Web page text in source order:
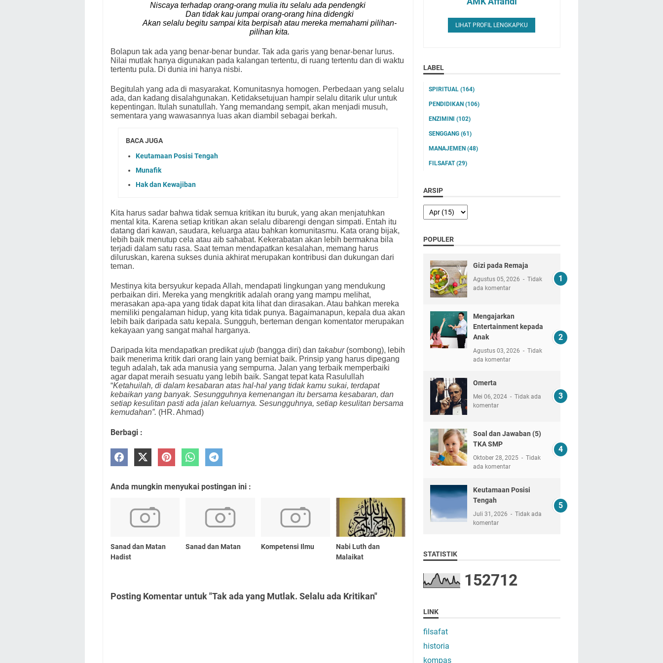
Niscaya terhadap orang-orang mulia itu selalu ada pendengki
Dan tidak kau jumpai orang-orang hina didengki
Akan selalu begitu sampai kita berpisah atau mereka memahami pilihan-
pilihan kita.
Bolapun tak ada yang benar-benar bundar. Tak ada garis yang benar-benar lurus.
Nilai mutlak hanya digunakan pada kalangan tertentu, di ruang tertentu dan di waktu
tertentu pula. Di dunia ini hanya nisbi.
Begitulah yang ada di masyarakat. Komunitasnya homogen. Perbedaan yang selalu
ada, dan kadang disalahgunakan. Ketidaksetujuan hampir selalu ditarik ulur untuk
kepentingan. Itulah sunatullah. Yang memandang sempit, akan menjadi musuh,
sementara yang wawasannya luas akan diambil sebagai berkah.
BACA JUGA
Keutamaan Posisi Tengah
Munafik
Hak dan Kewajiban
Kita harus sadar bahwa tidak semua kritikan itu buruk, yang akan menjatuhkan
mental kita. Karena setiap kritikan akan selalu dibarengi dengan simpati. Entah itu
datang dari kawan, saudara, keluarga atau bahkan komunitasmu. Kata orang bijak,
lebih baik menutup cela atau aib sahabat. Kekerabatan akan lebih bermakna bila
terjadi dalam satu rasa. Saat teman mendapatkan kesalahan, memang harus
diluruskan, karena sukses dunia akhirat merupakan kontribusi dan dukungan dari
teman.
Mestinya kita bersyukur kepada Allah, mendapati lingkungan yang mendukung
perbaikan diri. Mereka yang mengkritik adalah orang yang mampu melihat,
merasakan apa-apa yang tidak dapat kita lihat dan dirasakan. Atau bahkan mereka
memiliki pengalaman hidup, yang kita tidak punya. Bagaimanapun, kepala dua akan
lebih baik daripada satu kepala. Sungguh, berteman dengan komentator merupakan
kekayaan yang sangat mahal harganya.
Daripada kita mendapatkan predikatujub (bangga diri) dan takabur (sombong), lebih
baik menerima kritik dari orang lain yang berniat baik. Prinsip yang harus dipegang
teguh adalah, tak ada manusia yang sempurna. Jalan yang terbaik memperbaiki
agar dapat meraih sesuatu yang lebih baik. Sangat tepat kata Rasulullah
“Ketahuilah, di dalam kesabaran atas hal-hal yang tidak kamu sukai, terdapat
kebaikan yang banyak. Sesungguhnya kemenangan itu bersama kesabaran, dan
setiap kesulitan pasti ada jalan keluarnya. Sesungguhnya, setiap kesulitan bersama
kemudahan”. (HR. Ahmad)
Berbagi :
Anda mungkin menyukai postingan ini :
Sanad dan Matan
Hadist
Sanad dan Matan Kompetensi Ilmu
Nabi Luth dan
Malaikat
Posting Komentar untuk "Tak ada yang Mutlak. Selalu ada Kritikan"
LIHAT PROFIL LENGKAPKU
LABEL
SPIRITUAL (164)
PENDIDIKAN (106)
ENZIMINI (102)
SENGGANG (61)
MANAJEMEN (48)
FILSAFAT(29)
ARSIP
POPULER
Gizi pada Remaja
Agustus 05, 2026
Tidak
ada komentar
Mengajarkan
Entertainment kepada
Anak
Agustus 03, 2026
Tidak
ada komentar
Omerta
Mei 06, 2024
Tidak ada
komentar
Soal dan Jawaban (5)
TKA SMP
Oktober 28, 2025
Tidak
ada komentar
Keutamaan Posisi
Tengah
Juli 31, 2026
Tidak ada
komentar
STATISTIK
152712
LINK
filsafat
historia
kompas